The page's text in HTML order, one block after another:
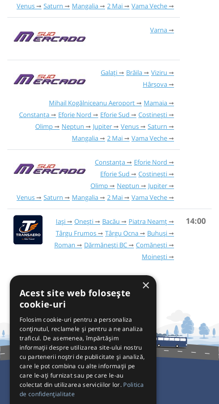
Venus
Saturn Mangalia 2 Mai Vama Veche
Varna
Galați Brăila
Viziru
Hârșova
Mihail Kogălniceanu Aeroport
Mamaia
Constanța
Eforie Nord Eforie Sud
Costinești
Olimp
Neptun Jupiter Venus
Saturn
Mangalia
2 Mai Vama Veche
Constanța
Eforie Nord
Eforie Sud
Costinești
Olimp
Neptun
Jupiter
Venus
Saturn Mangalia 2 Mai Vama Veche
Iași Onești Bacău
Piatra Neamț
Târgu Frumos
Târgu Ocna
Buhuși
Roman
Dărmănești BC
Comănești
Moinești
14:00
Pentru Călători
×
Acest site web folosește
cookie-uri
Folosim cookie-uri pentru a personaliza
conținutul, reclamele și pentru a ne analiza
traficul. De asemenea, împărtășim
informații despre utilizarea site-ului nostru
cu partenerii noștri de publicitate și analiză,
care le pot combina cu alte informații pe
care le-ați furnizat sau pe care le-au
colectat din utilizarea serviciilor lor. Politica
de confidențialitate